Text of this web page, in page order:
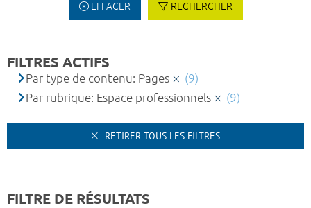
EFFACER RECHERCHER
FILTRES ACTIFS
Par type de contenu: Pages
(9)
Par rubrique: Espace professionnels
(9)
RETIRER TOUS LES FILTRES
FILTRE DE RÉSULTATS